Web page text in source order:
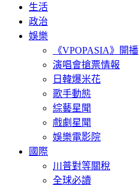
生活
政治
娛樂
《VPOPASIA》開播
演唱會搶票情報
日韓爆米花
歌手動態
綜藝星聞
戲劇星聞
娛樂電影院
國際
川普對等關稅
全球必讀